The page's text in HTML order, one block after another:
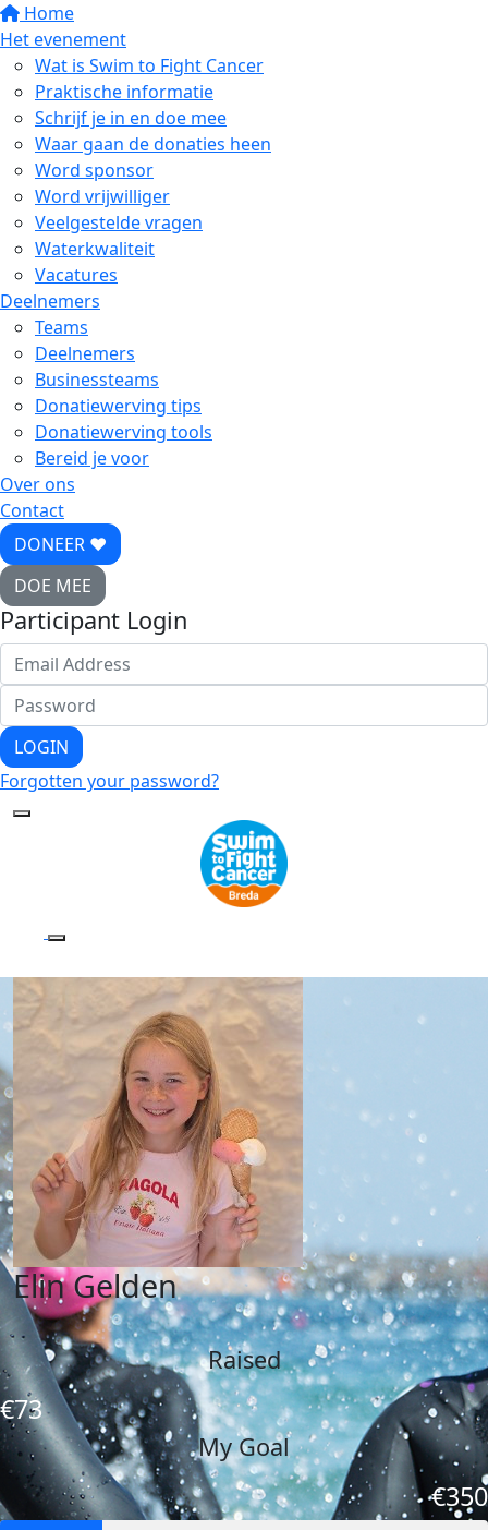
Home
Het evenement
Wat is Swim to Fight Cancer
Praktische informatie
Schrijf je in en doe mee
Waar gaan de donaties heen
Word sponsor
Word vrijwilliger
Veelgestelde vragen
Waterkwaliteit
Vacatures
Deelnemers
Teams
Deelnemers
Businessteams
Donatiewerving tips
Donatiewerving tools
Bereid je voor
Over ons
Contact
DONEER ♥
DOE MEE
Participant Login
LOGIN
Forgotten your password?
Elin Gelden
Raised
€73
My Goal
€350